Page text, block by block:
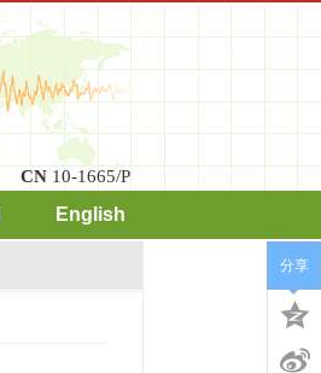
CN 10-1665/P
English
分享